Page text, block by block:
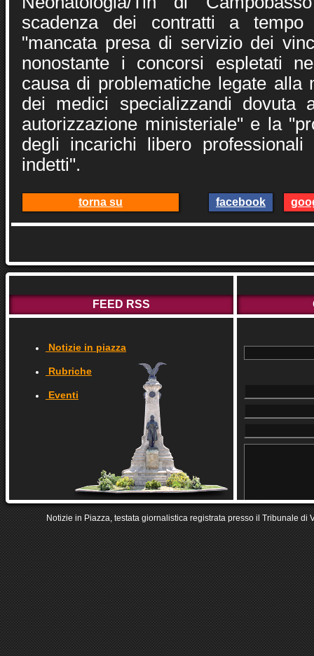
scadenza dei contratti a tempo
"mancata presa di servizio dei
nonostante i concorsi espletati
causa di problematiche legate alla
dei medici specializzandi dovuta
autorizzazione ministeriale" e la
degli incarichi libero professionali
indetti".
torna su facebook
FEED RSS
Notizie in piazza
Rubriche
Eventi
Notizie in Piazza, testata giornalistica registrata presso il Tribunale